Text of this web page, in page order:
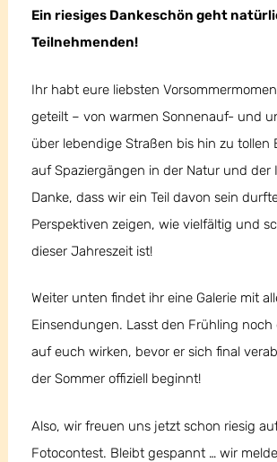
Ein riesiges Dankeschön geht
Teilnehmenden!
Ihr habt eure liebsten
geteilt – von warmen Sonnenauf- und
über lebendige Straßen bis hin zu tollen
auf Spaziergängen in der Natur und der
Danke, dass wir ein Teil davon sein
Perspektiven zeigen, wie vielfältig und
dieser Jahreszeit ist!
Weiter unten findet ihr eine Galerie mit
Einsendungen. Lasst den Frühling noch
auf euch wirken, bevor er sich final
der Sommer offiziell beginnt!
Also, wir freuen uns jetzt schon riesig
Fotocontest. Bleibt gespannt … wir